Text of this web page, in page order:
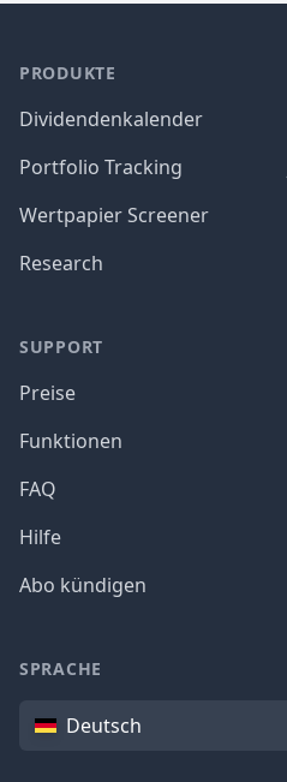
PRODUKTE
Dividendenkalender
Portfolio Tracking
Wertpapier Screener
Research
SUPPORT
Preise
Funktionen
FAQ
Hilfe
Abo kündigen
SPRACHE
SpracheDeutsch